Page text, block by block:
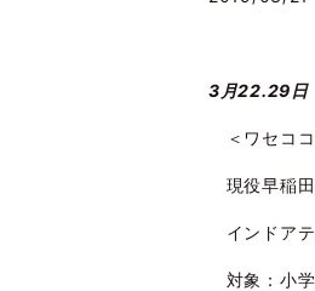
3月22.29日
＜ワセココ
現役早稲田
インドアテ
対象：小学